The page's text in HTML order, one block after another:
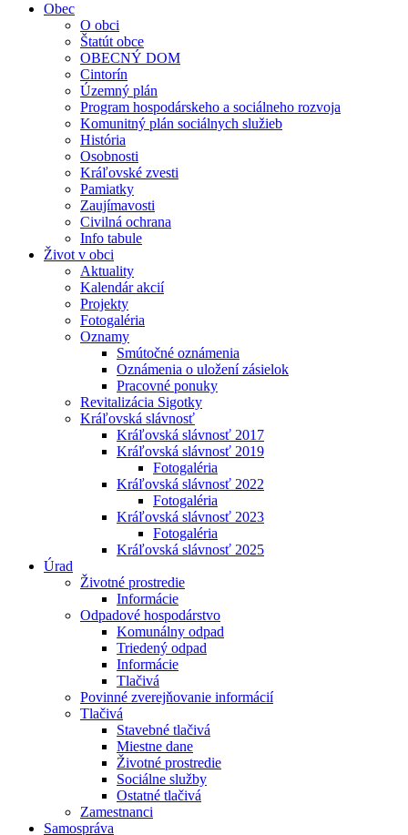
Obec
O obci
Štatút obce
OBECNÝ DOM
Cintorín
Územný plán
Program hospodárskeho a sociálneho rozvoja
Komunitný plán sociálnych služieb
História
Osobnosti
Kráľovské zvesti
Pamiatky
Zaujímavosti
Civilná ochrana
Info tabule
Život v obci
Aktuality
Kalendár akcií
Projekty
Fotogaléria
Oznamy
Smútočné oznámenia
Oznámenia o uložení zásielok
Pracovné ponuky
Revitalizácia Sigotky
Kráľovská slávnosť
Kráľovská slávnosť 2017
Kráľovská slávnosť 2019
Fotogaléria
Kráľovská slávnosť 2022
Fotogaléria
Kráľovská slávnosť 2023
Fotogaléria
Kráľovská slávnosť 2025
Úrad
Životné prostredie
Informácie
Odpadové hospodárstvo
Komunálny odpad
Triedený odpad
Informácie
Tlačivá
Povinné zverejňovanie informácií
Tlačivá
Stavebné tlačivá
Miestne dane
Životné prostredie
Sociálne služby
Ostatné tlačivá
Zamestnanci
Samospráva